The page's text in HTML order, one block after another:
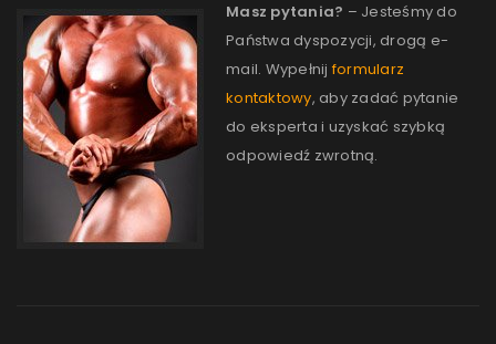
Masz pytania? – Jesteśmy do
Państwa dyspozycji, drogą e-
mail. Wypełnijformularz
kontaktowy, aby zadać pytanie
do eksperta i uzyskać szybką
odpowiedź zwrotną.